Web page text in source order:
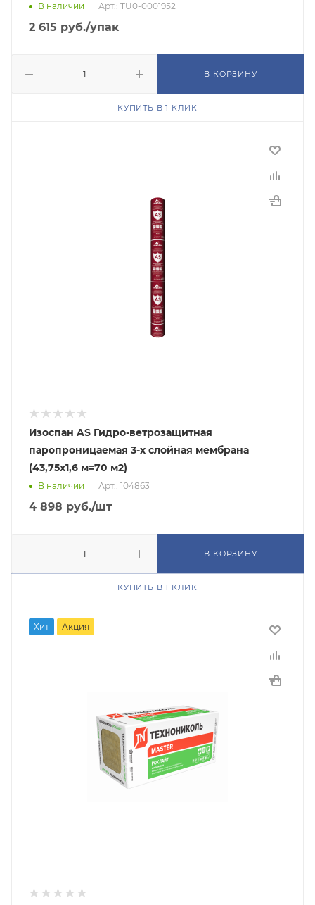
В наличии Арт.: TU0-0001952
2 615 руб./упак
В КОРЗИНУ
КУПИТЬ В 1 КЛИК
Изоспан AS Гидро-ветрозащитная
паропроницаемая 3-х слойная мембрана
(43,75х1,6 м=70 м2)
В наличии Арт.: 104863
4 898 руб./шт
В КОРЗИНУ
КУПИТЬ В 1 КЛИК
Хит Акция